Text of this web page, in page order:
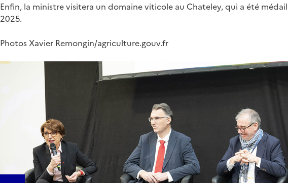
Enfin, la ministre visitera un domaine viticole au Chateley, qui a été
2025.
Photos Xavier Remongin/agriculture.gouv.fr
Galerie d'images
1